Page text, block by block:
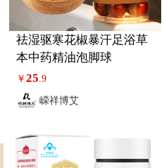
祛湿驱寒花椒暴汗足浴草
本中药精油泡脚球
￥25 .9
嵘祥博艾